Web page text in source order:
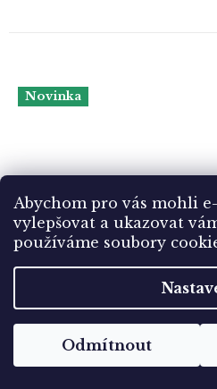
Abychom pro vás mohli
vylepšovat a ukazovat
používáme soubory
Odmítnout
Novinka